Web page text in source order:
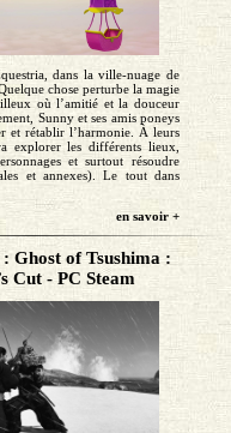
dans la ville-nuage de
chose perturbe la magie
où l’amitié et la douceur
Sunny et ses amis poneys
et rétablir l’harmonie. À leurs
explorer les différents lieux,
et surtout résoudre
et annexes). Le tout dans
en savoir +
Ghost of Tsushima :
Cut - PC Steam